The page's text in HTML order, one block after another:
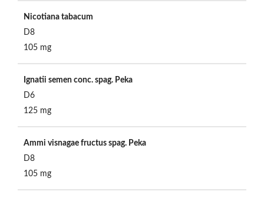
Nicotiana tabacum
D8
105 mg
Ignatii semen conc. spag. Peka
D6
125 mg
Ammi visnagae fructus spag. Peka
D8
105 mg